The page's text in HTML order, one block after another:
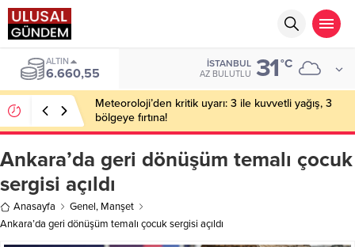
BIST
13.779,39
İSTANBUL
AZ BULUTLU 31°C
Meteoroloji’den kritik uyarı: 3 ile kuvvetli yağış, 3
bölgeye fırtına!
Ankara’da geri dönüşüm temalı çocuk
sergisi açıldı
Anasayfa Genel, Manşet
Ankara’da geri dönüşüm temalı çocuk sergisi açıldı